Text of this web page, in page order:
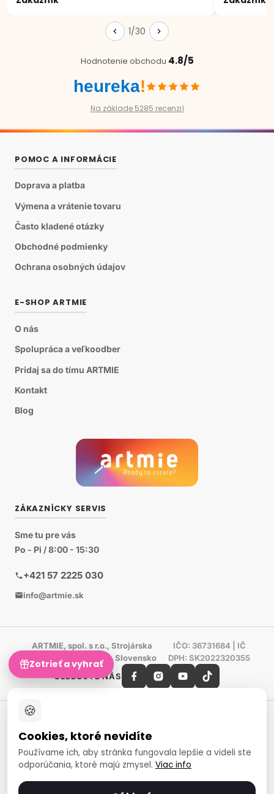
1/30
Hodnotenie obchodu 4.8/5
heureka!
Na základe 5285 recenzií
POMOC A INFORMÁCIE
Doprava a platba
Výmena a vrátenie tovaru
Často kladené otázky
Obchodné podmienky
Ochrana osobných údajov
E-SHOP ARTMIE
O nás
Spolupráca a veľkoodber
Pridaj sa do tímu ARTMIE
Kontakt
Blog
ZÁKAZNÍCKY SERVIS
Sme tu pre vás
Po - Pi / 8:00 - 15:30
+421 57 2225 030
info@artmie.sk
ARTMIE, spol. s r.o., Strojárska
603/85, 069 01 Snina, Slovensko
IČO: 36731684 | IČ
DPH: SK2022320355
SLEDUJTE NÁS
Víťaz
Ručné práca a tvorenie
Zlatý certifikát Heureka
Overené zákazníkmi - 98 %
🍪
Cookies, ktoré nevidíte
Používame ich, aby stránka fungovala lepšie a videli ste
odporúčania, ktoré majú zmysel. Viac info
Zotrieť a vyhrať